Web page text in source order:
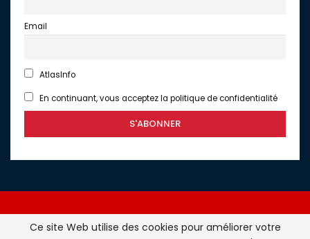
Email
AtlasInfo
En continuant, vous acceptez la politique de confidentialité
Ce site Web utilise des cookies pour améliorer votre